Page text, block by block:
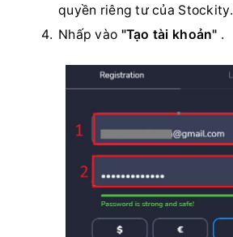
quyền riêng tư của Stockity.
Nhấp vào "Tạo tài khoản" .